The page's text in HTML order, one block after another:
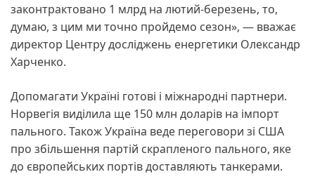
законтрактовано 1 млрд на лютий-березень, то,
думаю, з цим ми точно пройдемо сезон», — вважає
директор Центру досліджень енергетики Олександр
Харченко.
Допомагати Україні готові і міжнародні партнери.
Норвегія виділила ще 150 млн доларів на імпорт
пального. Також Україна веде переговори зі США
про збільшення партій скрапленого пального, яке
до європейських портів доставляють танкерами.